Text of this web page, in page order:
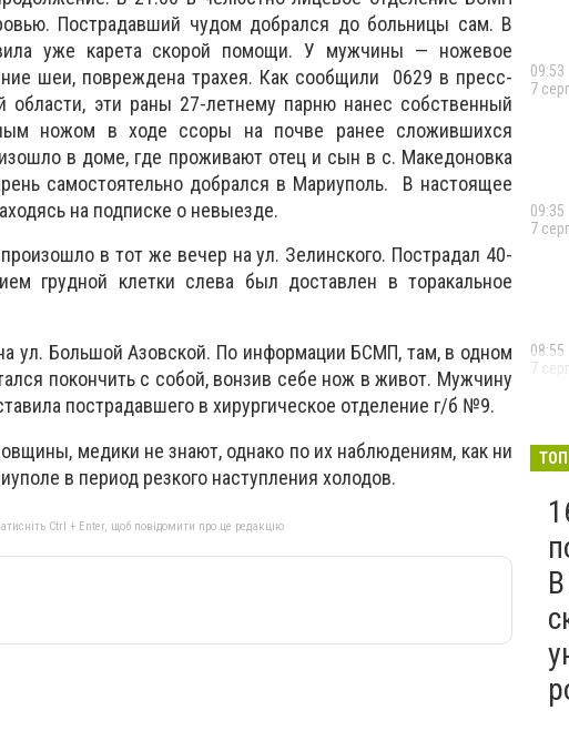
Пострадавший чудом добрался до больницы сам. В
уже карета скорой помощи. У мужчины — ножевое
шеи, повреждена трахея. Как сообщили 0629 в пресс-
эти раны 27-летнему парню нанес собственный
ножом в ходе ссоры на почве ранее сложившихся
в доме, где проживают отец и сын в с. Македоновка
самостоятельно добрался в Мариуполь. В настоящее
на подписке о невыезде.
в тот же вечер на ул. Зелинского. Пострадал 40-
грудной клетки слева был доставлен в торакальное
ул. Большой Азовской. По информации БСМП, там, в одном
покончить с собой, вонзив себе нож в живот. Мужчину
пострадавшего в хирургическое отделение г/б №9.
медики не знают, однако по их наблюдениям, как ни
в период резкого наступления холодов.
Ctrl + Enter, щоб повідомити про це редакцію
09:53
7
09:35
7
08:55
7